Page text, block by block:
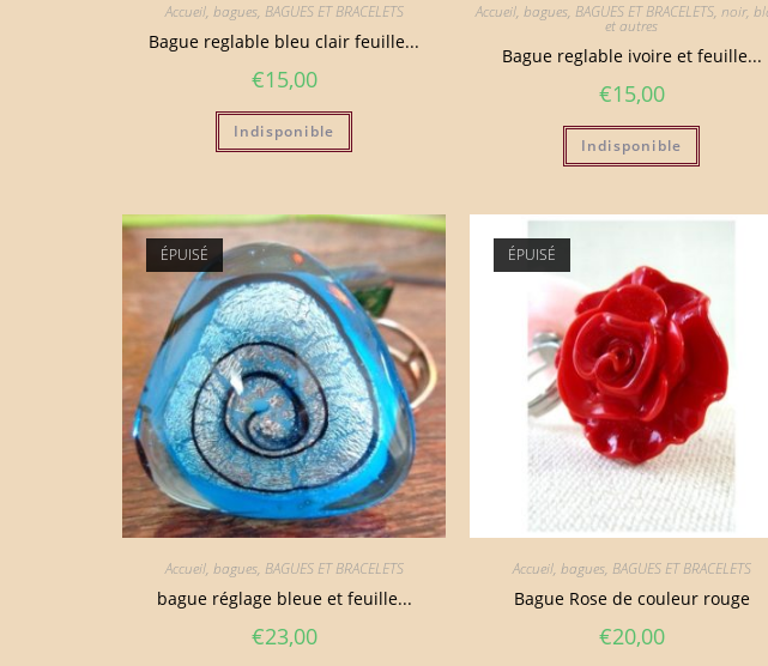
Accueil, bagues, BAGUES ET BRACELETS
Bague reglable bleu clair feuille...
€15,00
Indisponible
Accueil, bagues, BAGUES ET BRACELETS, noir,
et autres
Bague reglable ivoire et feuille...
€15,00
Indisponible
ÉPUISÉ
Accueil, bagues, BAGUES ET BRACELETS
bague réglage bleue et feuille...
€23,00
ÉPUISÉ
Accueil, bagues, BAGUES ET BRACELETS
Bague Rose de couleur rouge
€20,00